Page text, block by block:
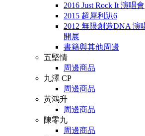
2016 Just Rock It 演唱會
2015 超犀利趴6
2012 無限創造DNA 演
開展
書籍與其他周邊
五堅情
周邊商品
九澤 CP
周邊商品
黃鴻升
周邊商品
陳零九
周邊商品